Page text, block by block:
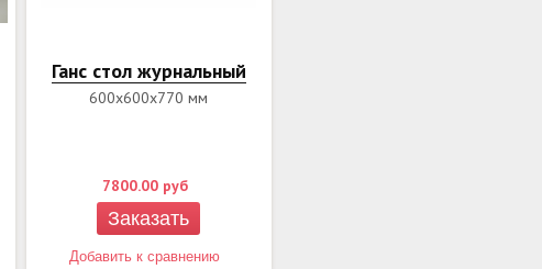
Ганс стол журнальный
600х600х770 мм
7800.00 руб
Заказать
Добавить к сравнению